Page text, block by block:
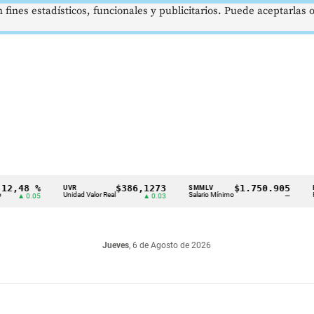
% UVR
Unidad Valor Real
$386,1273 SMMLV
Salario Mínimo
$1.750.905 BRENT
Jueves, 6 de Agosto de 2026
estadísticos, funcionales y publicitarios. Puede aceptarlas